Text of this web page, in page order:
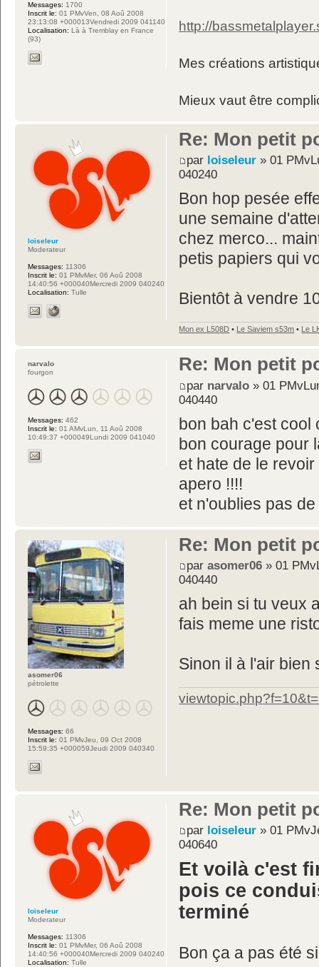
http://
Mes créations
Mieux vaut être
Messages: 1700
Inscrit le: 01 PMvVen, 08 Aoû 2008
23:13:08 +000013Vendredi 2009 041140
Localisation: Là à Tremblay en France
(93)
Re: Mon petit
par loiseleur » 01
040240
Bon hop pesée
une semaine
chez merco...
petis papiers qui
Bientôt à vendre
Mon ex L508D • Le Saviem s53m • Le
loiseleur
Moderateur
Messages: 11306
Inscrit le: 01 PMvMer, 06 Aoû 2008
14:40:56 +000040Mercredi 2009 040240
Localisation: Tulle
Re: Mon petit
par narvalo » 01
040440
bon bah c'est cool
bon courage pour
et hate de le
apero !!!!
et n'oublies pas
narvalo
fourgon
Messages: 462
Inscrit le: 01 AMvLun, 11 Aoû 2008
10:49:37 +000049Lundi 2009 041040
Re: Mon petit
parasomer06 » 01
040440
ah bein si tu veux
fais meme une
Sinon il à l'air bien
asomer06
pétrolette
Messages: 66
Inscrit le: 01 PMvJeu, 09 Oct 2008
15:59:35 +000059Jeudi 2009 040340
Re: Mon petit
par loiseleur » 01
040640
Et voilà c'est
pois ce
terminé
Bon ça a pas été
loiseleur
Moderateur
Messages: 11306
Inscrit le: 01 PMvMer, 06 Aoû 2008
14:40:56 +000040Mercredi 2009 040240
Localisation: Tulle